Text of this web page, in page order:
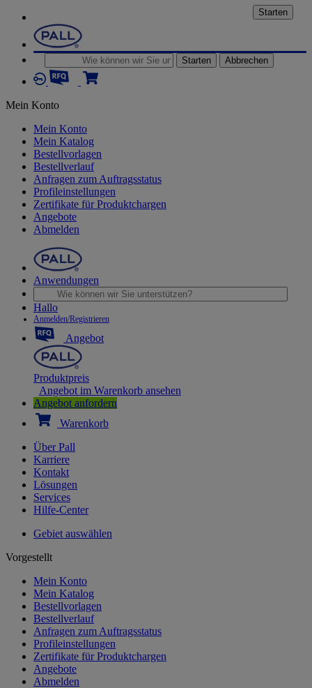
Starten Abbrechen
Mein Konto
Mein Konto
Mein Katalog
Bestellvorlagen
Bestellverlauf
Anfragen zum Auftragsstatus
Profileinstellungen
Zertifikate für Produktchargen
Angebote
Abmelden
Anwendungen
Starten
Hallo
Anmelden/Registrieren
Angebot
Produktpreis
Angebot im Warenkorb ansehen
Angebot anfordern
Warenkorb
Über Pall
Karriere
Kontakt
Lösungen
Services
Hilfe-Center
Gebiet auswählen
Vorgestellt
Mein Konto
Mein Katalog
Bestellvorlagen
Bestellverlauf
Anfragen zum Auftragsstatus
Profileinstellungen
Zertifikate für Produktchargen
Angebote
Abmelden